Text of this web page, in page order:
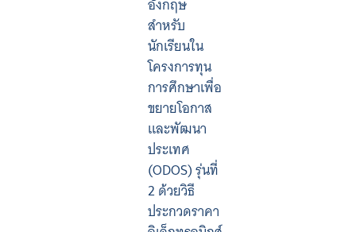
อังกฤษ
สำหรับ
นักเรียนใน
โครงการทุน
การศึกษาเพื่อ
ขยายโอกาส
และพัฒนา
ประเทศ
(ODOS) รุ่นที่
2 ด้วยวิธี
ประกวดราคา